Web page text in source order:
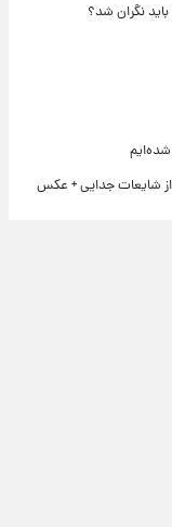
نگران شد؟
جدایی + عکس